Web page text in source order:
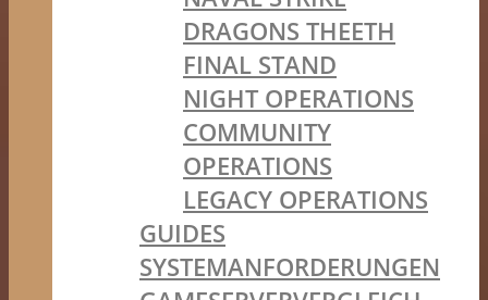
DRAGONS THEETH
FINAL STAND
NIGHT OPERATIONS
COMMUNITY
OPERATIONS
LEGACY OPERATIONS
GUIDES
SYSTEMANFORDERUNGEN